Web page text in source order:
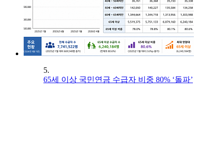
5.
65세 이상 국민연금 수급자 비중 80% ‘돌파’